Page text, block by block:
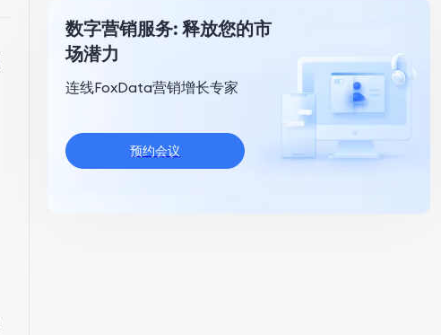
数字营销服务: 释放您的市
场潜力
连线FoxData营销增长专家
预约会议